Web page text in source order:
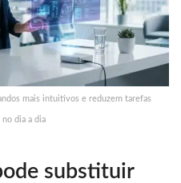
mais intuitivos e reduzem tarefas
dia a dia
substituir